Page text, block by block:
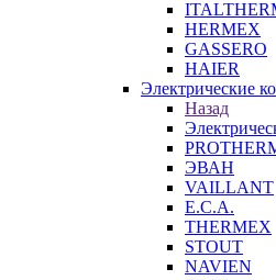
HERMEX
GASSERO
HAIER
Электрические
Назад
ЭВАН
VAILLANT
E.C.A.
THERMEX
STOUT
NAVIEN